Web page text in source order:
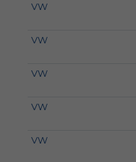
VW
VW
VW
VW
VW